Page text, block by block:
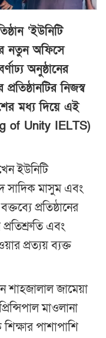
‘ইউনিটি
নতুন অফিসে
অনুষ্ঠানের
নিজস্ব
মধ্য দিয়ে এই
of Unity IELTS)
ইউনিটি
সাদিক মাসুম এবং
প্রতিষ্ঠানের
এবং
প্রত্যয় ব্যক্ত
শাহজালাল জামেয়া
মাওলানা
পাশাপাশি